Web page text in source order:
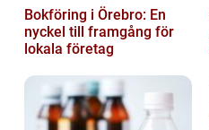
Bokföring i Örebro: En
nyckel till framgång för
lokala företag